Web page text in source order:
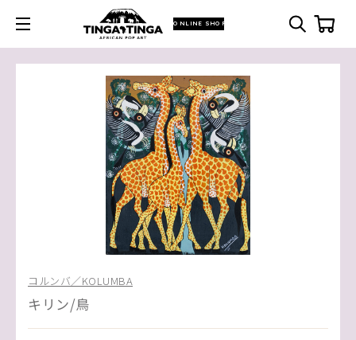
ONLINE SHOP
コルンバ／KOLUMBA
キリン/鳥